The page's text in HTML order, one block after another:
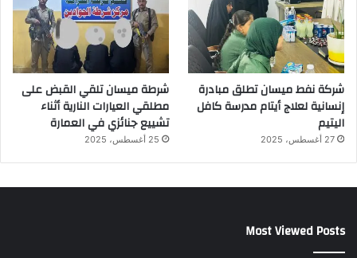
شركة نفط ميسان تطلق مبادرة
إنسانية لعلاج أيتام مدرسة كافل
اليتيم
27 أغسطس، 2025
شرطة ميسان تلقي القبض على
مطلقي العيارات النارية أثناء
تشييع جنائزي في العمارة
25 أغسطس، 2025
Most Viewed Posts